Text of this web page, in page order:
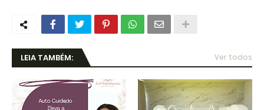
LEIA TAMBÉM: Ver todos